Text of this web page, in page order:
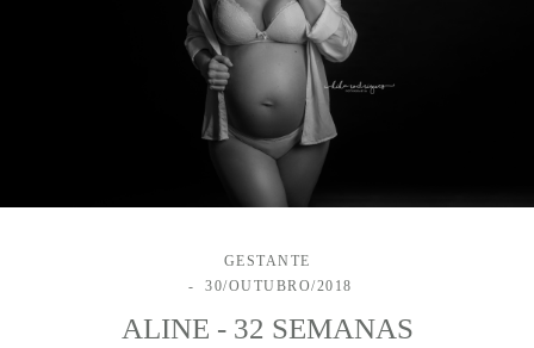
GESTANTE
30/OUTUBRO/2018
ALINE - 32 SEMANAS